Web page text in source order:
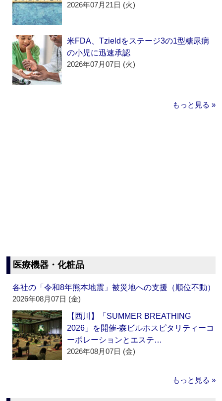
2026年07月21日 (火)
米FDA、Tzieldをステージ3の1型糖尿病
の小児に迅速承認
2026年07月07日 (火)
もっと見る »
医療機器・化粧品
各社の「令和8年熊本地震」被災地への支援（順位不動）
2026年08月07日 (金)
【西川】「SUMMER BREATHING
2026」を開催‐森ビルホスピタリティーコ
ーポレーションとエステ…
2026年08月07日 (金)
もっと見る »